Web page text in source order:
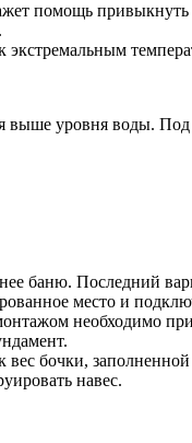
помощь
уровня воды.
баню. Последний
место и
необходимо
бочки,
навес.